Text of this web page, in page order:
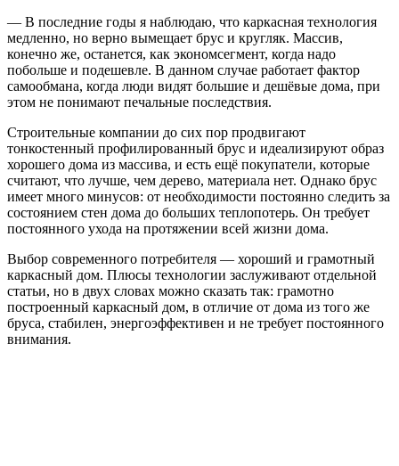
— В последние годы я наблюдаю, что каркасная технология
медленно, но верно вымещает брус и кругляк. Массив,
конечно же, останется, как экономсегмент, когда надо
побольше и подешевле. В данном случае работает фактор
самообмана, когда люди видят большие и дешёвые дома, при
этом не понимают печальные последствия.
Строительные компании до сих пор продвигают
тонкостенный профилированный брус и идеализируют образ
хорошего дома из массива, и есть ещё покупатели, которые
считают, что лучше, чем дерево, материала нет. Однако брус
имеет много минусов: от необходимости постоянно следить за
состоянием стен дома до больших теплопотерь. Он требует
постоянного ухода на протяжении всей жизни дома.
Выбор современного потребителя — хороший и грамотный
каркасный дом. Плюсы технологии заслуживают отдельной
статьи, но в двух словах можно сказать так: грамотно
построенный каркасный дом, в отличие от дома из того же
бруса, стабилен, энергоэффективен и не требует постоянного
внимания.